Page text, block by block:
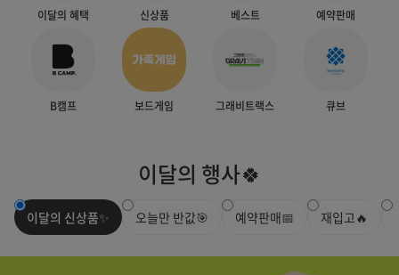
이달의 혜택 신상품 베스트 예약판매
B캠프 보드게임 그래비트랙스 큐브
이달의 행사🍀
이달의 신상품✨ 오늘만 반값🎯 예약판매📅 재입고🔥